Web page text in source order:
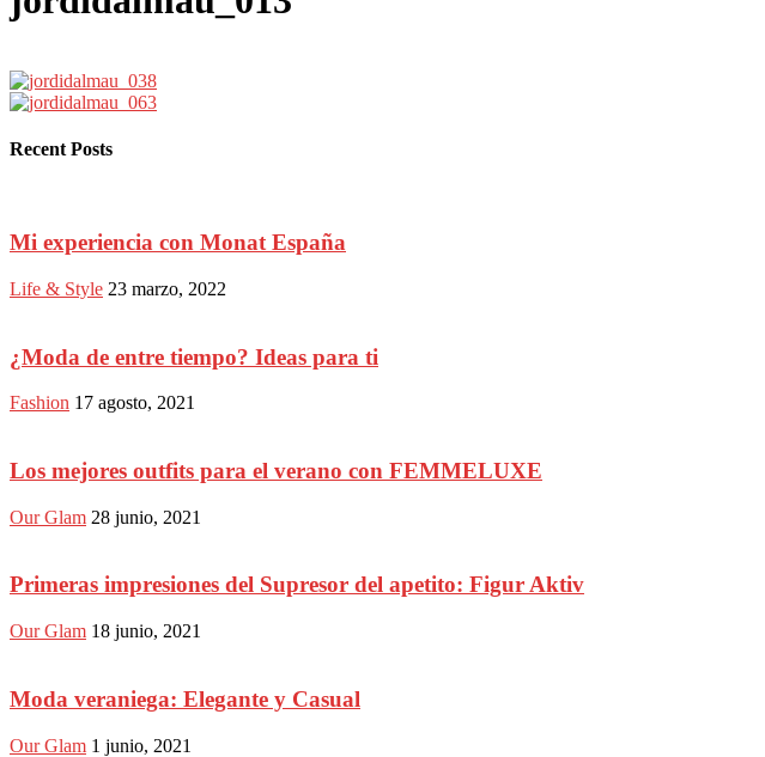
Recent Posts
Mi experiencia con Monat España
Life & Style 23 marzo, 2022
¿Moda de entre tiempo? Ideas para ti
Fashion 17 agosto, 2021
Los mejores outfits para el verano con FEMMELUXE
Our Glam 28 junio, 2021
Primeras impresiones del Supresor del apetito: Figur Aktiv
Our Glam 18 junio, 2021
Moda veraniega: Elegante y Casual
Our Glam 1 junio, 2021